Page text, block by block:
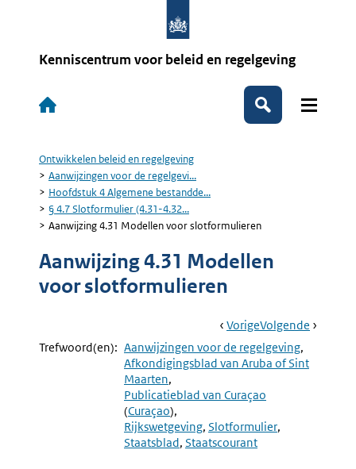
Kenniscentrum voor beleid en regelgeving
Hoofdnavigatie
Zoeken
Kruimelpad
Ontwikkelen beleid en regelgeving
Aanwijzingen voor de regelgevi...
Hoofdstuk 4 Algemene bestandde...
§ 4.7 Slotformulier (4.31-4.32...
Aanwijzing 4.31 Modellen voor slotformulieren
Aanwijzing 4.31 Modellen
voor slotformulieren
Book
Navigation
Ga
Naar
VorigePagina:
§
4.7
Slotformulier
4.32)
Ga
Naar
Volgende Pagina:
Trefwoord(en): Aanwijzingen voor de regelgeving
Afkondigingsblad van Aruba of Sint
Maarten
Publicatieblad van Curaçao
(Curaçao)
Rijkswetgeving Slotformulier
Staatsblad Staatscourant